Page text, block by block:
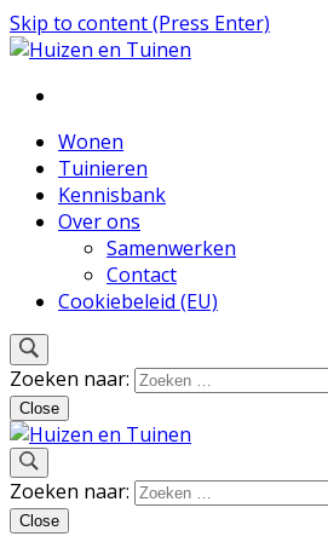
Skip to content (Press Enter)
Huizen en Tuinen
Inspiratie voor wonen en tuinieren
Wonen
Tuinieren
Kennisbank
Over ons
Samenwerken
Contact
Cookiebeleid (EU)
Zoeken naar:
Close
Huizen en Tuinen
Inspiratie voor wonen en tuinieren
Zoeken naar:
Close